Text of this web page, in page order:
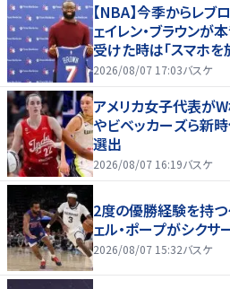
【NBA】今季からレ
ェイレン・ブラウン
受けた時は「スマホを
2026/08/07 17:03バスケ
アメリカ女子代表が
やビベッカーズら新
選出
2026/08/07 16:19バスケ
2度の優勝経験を持つ
ェル・ポープがシク
2026/08/07 15:32バスケ